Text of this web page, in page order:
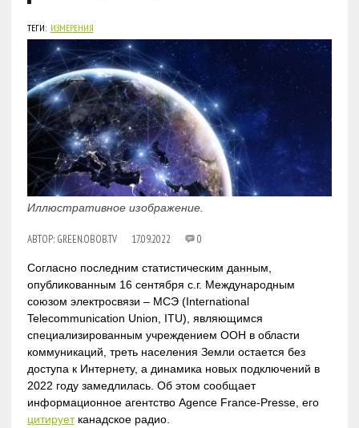
ТЕГИ: ИЗМЕРЕНИЯ
Иллюстративное изображение.
АВТОР: GREEN.OBOB.TV 17.09.2022 0
Согласно последним статистическим данным,
опубликованным 16 сентября с.г. Международным
союзом электросвязи – МСЭ (International
Telecommunication Union, ITU), являющимся
специализированным учреждением ООН в области
коммуникаций, треть населения Земли остается без
доступа к Интернету, а динамика новых подключений в
2022 году замедлилась. Об этом сообщает
информационное агентство Agence France-Presse, его
цитируетканадское радио.